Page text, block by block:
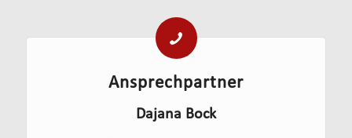
Ansprechpartner
Dajana Bock